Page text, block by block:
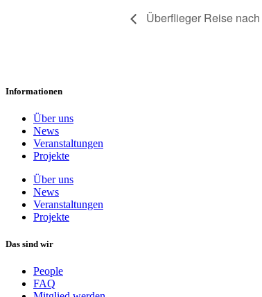
Überflieger Reise
Informationen
Über uns
News
Veranstaltungen
Projekte
Über uns
News
Veranstaltungen
Projekte
Das sind wir
People
FAQ